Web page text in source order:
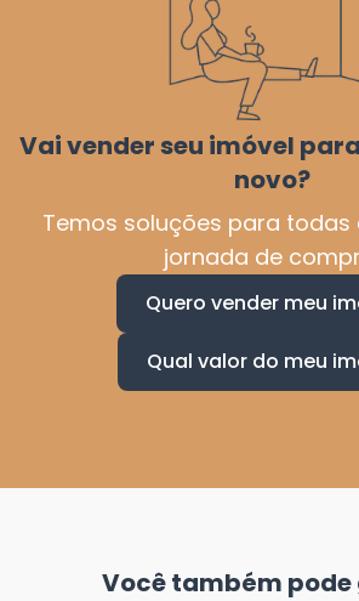
Vai vender seu imóvel
novo?
Temos soluções para
jornada de
Quero vender meu
Qual valor do meu
Você também